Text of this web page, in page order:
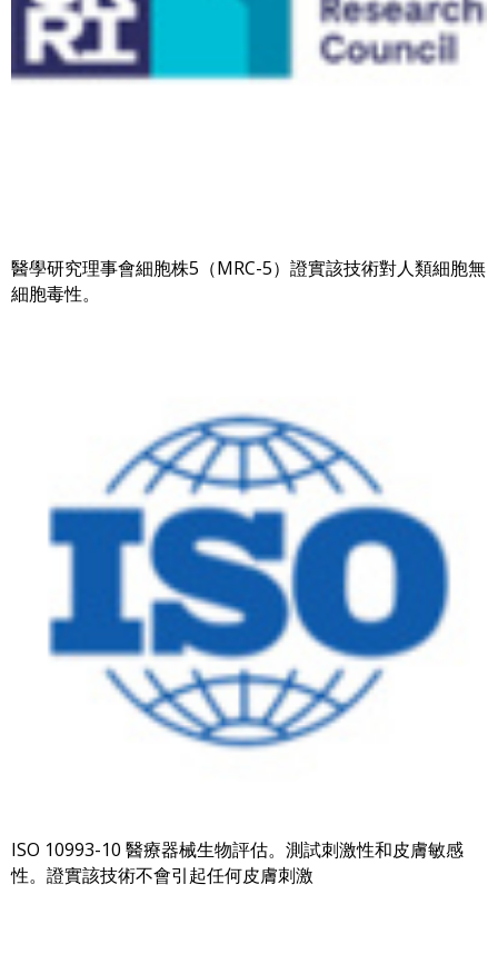
醫學研究理事會細胞株5（MRC-5）證實該技術對人類細胞無
細胞毒性。
ISO 10993-10 醫療器械生物評估。測試刺激性和皮膚敏感
性。證實該技術不會引起任何皮膚刺激